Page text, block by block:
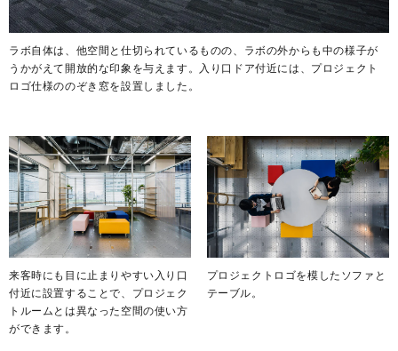
ラボ自体は、他空間と仕切られているものの、ラボの外からも中の様子が
うかがえて開放的な印象を与えます。入り口ドア付近には、プロジェクト
ロゴ仕様ののぞき窓を設置しました。
来客時にも目に止まりやすい入り口
付近に設置することで、プロジェク
トルームとは異なった空間の使い方
ができます。
プロジェクトロゴを模したソファと
テーブル。